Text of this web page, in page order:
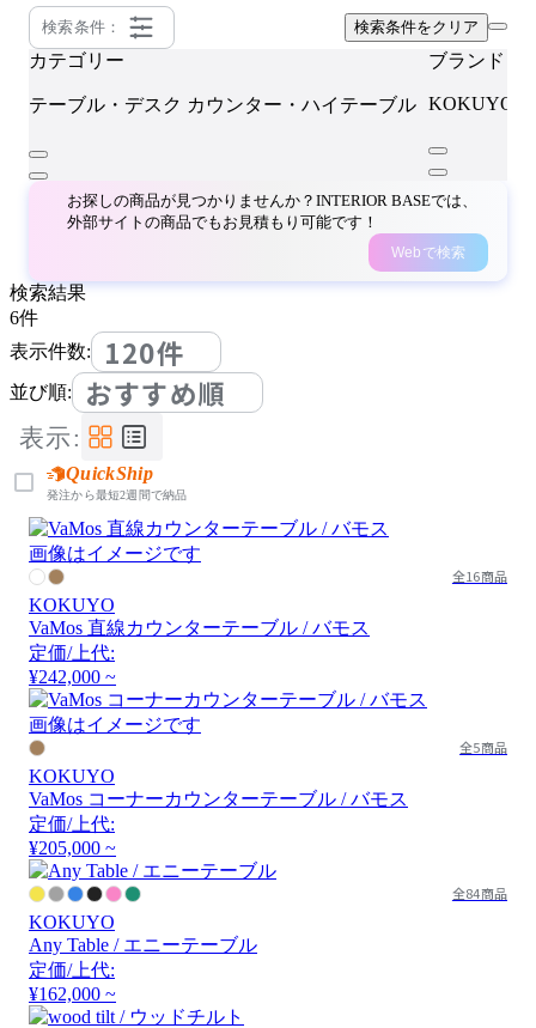
検索条件： 検索条件をクリア
カテゴリー
テーブル・デスク カウンター・ハイテーブル
ブランド
KOKUYO
お探しの商品が見つかりませんか？INTERIOR BASEでは、
外部サイトの商品でもお見積もり可能です！
Webで検索
検索結果
6件
表示件数:
120件
並び順: おすすめ順
表示:
QuickShip
発注から最短2週間で納品
画像はイメージです
全16商品
KOKUYO
VaMos 直線カウンターテーブル / バモス
定価/上代:
¥242,000 ~
画像はイメージです
全5商品
KOKUYO
VaMos コーナーカウンターテーブル / バモス
定価/上代:
¥205,000 ~
全84商品
KOKUYO
Any Table / エニーテーブル
定価/上代:
¥162,000 ~